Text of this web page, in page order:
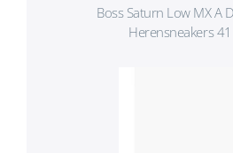
Boss Saturn Low MX A
Herensneakers